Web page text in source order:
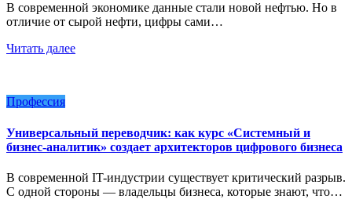
В современной экономике данные стали новой нефтью. Но в
отличие от сырой нефти, цифры сами…
Читать далее
Профессия
Универсальный переводчик: как курс «Системный и
бизнес-аналитик» создает архитекторов цифрового бизнеса
В современной IT-индустрии существует критический разрыв.
С одной стороны — владельцы бизнеса, которые знают, что…